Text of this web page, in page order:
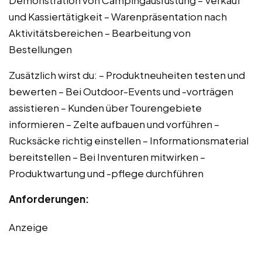
und Kassiertätigkeit – Warenpräsentation nach
Aktivitätsbereichen – Bearbeitung von
Bestellungen
Zusätzlich wirst du: – Produktneuheiten testen und
bewerten – Bei Outdoor-Events und -vorträgen
assistieren – Kunden über Tourengebiete
informieren – Zelte aufbauen und vorführen –
Rucksäcke richtig einstellen – Informationsmaterial
bereitstellen – Bei Inventuren mitwirken –
Produktwartung und -pflege durchführen
Anforderungen:
Anzeige